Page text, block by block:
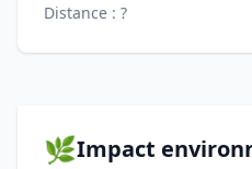
Distance : ?
🌿Impact